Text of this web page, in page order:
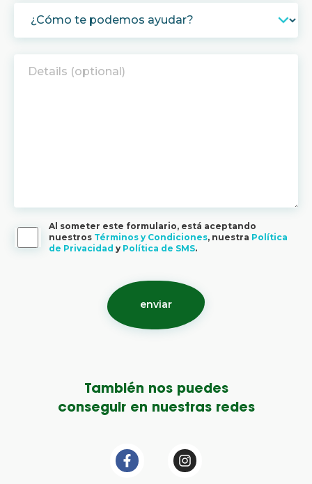
Al someter este formulario, está aceptando
nuestros Términos y Condiciones, nuestra Política
de Privacidad y Política de SMS.
También nos puedes
conseguir en nuestras redes